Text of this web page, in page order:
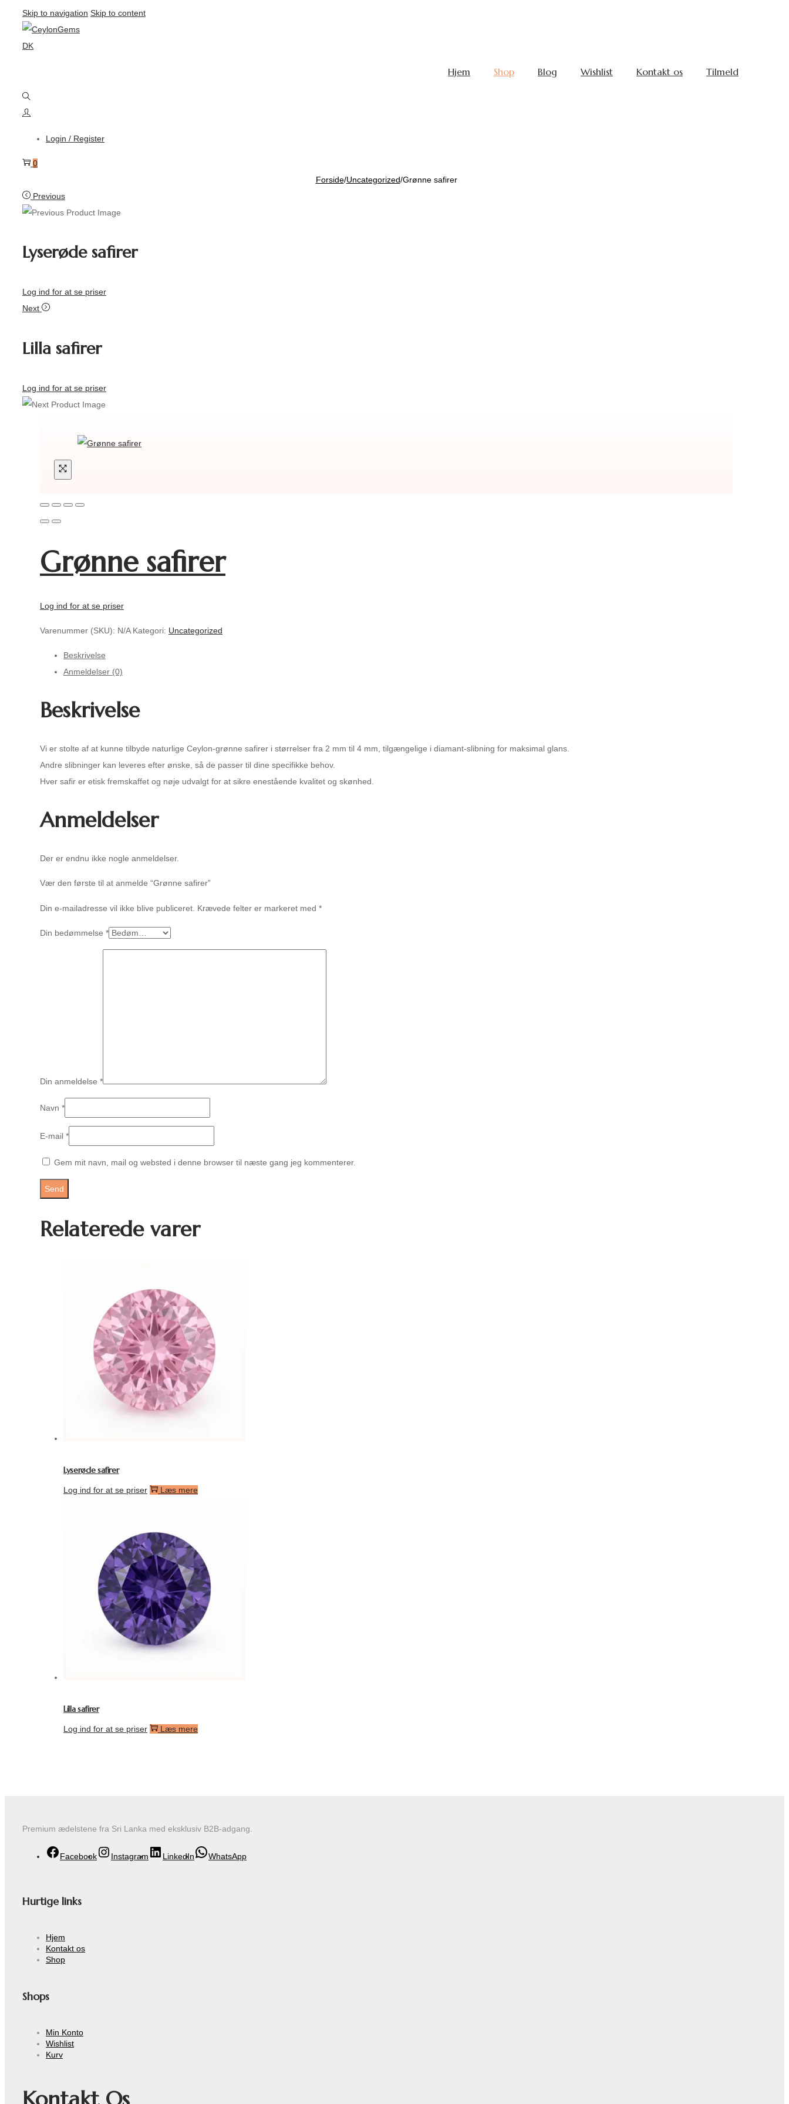
Skip to navigation Skip to content
Hjem Shop Blog Wishlist Kontakt os Tilmeld
Login / Register
0
Forside/Uncategorized/Grønne safirer
Previous
Lyserøde safirer
Log ind for at se priser
Next
Lilla safirer
Log ind for at se priser
Grønne safirer
Log ind for at se priser
Varenummer (SKU): N/A Kategori: Uncategorized
Beskrivelse
Anmeldelser (0)
Beskrivelse
Vi er stolte af at kunne tilbyde naturlige Ceylon-grønne safirer i størrelser fra 2 mm til 4 mm, tilgængelige i diamant-slibning for maksimal glans.
Andre slibninger kan leveres efter ønske, så de passer til dine specifikke behov.
Hver safir er etisk fremskaffet og nøje udvalgt for at sikre enestående kvalitet og skønhed.
Anmeldelser
Der er endnu ikke nogle anmeldelser.
Vær den første til at anmelde “Grønne safirer”
Din e-mailadresse vil ikke blive publiceret. Krævede felter er markeret med *
Din bedømmelse *
Din anmeldelse *
Navn *
E-mail *
Gem mit navn, mail og websted i denne browser til næste gang jeg kommenterer.
Relaterede varer
Lyserøde safirer
Log ind for at se priser Læs mere
Lilla safirer
Log ind for at se priser Læs mere
Premium ædelstene fra Sri Lanka med eksklusiv B2B-adgang.
Facebook Instagram LinkedIn WhatsApp
Hurtige links
Hjem
Kontakt os
Shop
Shops
Min Konto
Wishlist
Kurv